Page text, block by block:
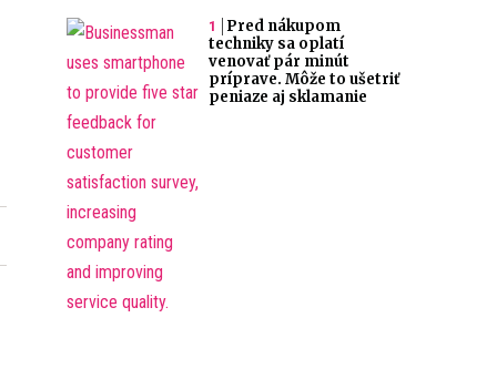
Pred nákupom
techniky sa oplatí
venovať pár minút
príprave. Môže to ušetriť
peniaze aj sklamanie